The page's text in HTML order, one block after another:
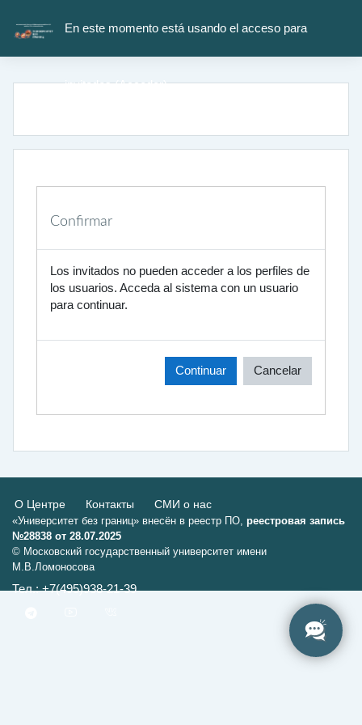
En este momento está usando el acceso para
invitados (Acceder)
Confirmar
Los invitados no pueden acceder a los perfiles de
los usuarios. Acceda al sistema con un usuario
para continuar.
Continuar Cancelar
О Центре Контакты СМИ о нас
«Университет без границ» внесён в реестр ПО, реестровая запись
№28838 от 28.07.2025
© Московский государственный университет имени
М.В.Ломоносова
Тел.: +7(495)938-21-39